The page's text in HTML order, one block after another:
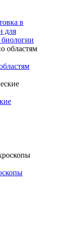
в
для